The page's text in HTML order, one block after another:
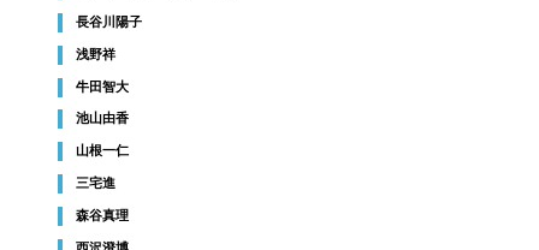
長谷川陽子
浅野祥
牛田智大
池山由香
山根一仁
三宅進
森谷真理